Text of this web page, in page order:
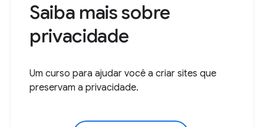
Saiba mais sobre
privacidade
Um curso para ajudar você a criar sites que
preservam a privacidade.